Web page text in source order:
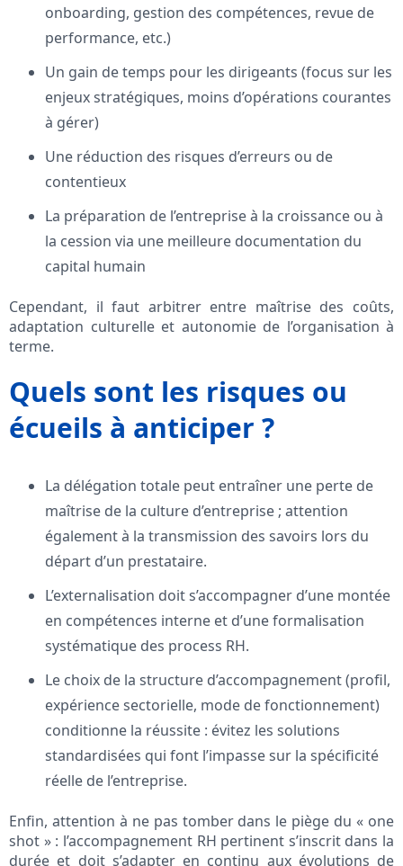
onboarding, gestion des compétences, revue de
performance, etc.)
Un gain de temps pour les dirigeants (focus sur les
enjeux stratégiques, moins d’opérations courantes
à gérer)
Une réduction des risques d’erreurs ou de
contentieux
La préparation de l’entreprise à la croissance ou à
la cession via une meilleure documentation du
capital humain
Cependant, il faut arbitrer entre maîtrise des coûts,
adaptation culturelle et autonomie de l’organisation à
terme.
Quels sont les risques ou
écueils à anticiper ?
La délégation totale peut entraîner une perte de
maîtrise de la culture d’entreprise ; attention
également à la transmission des savoirs lors du
départ d’un prestataire.
L’externalisation doit s’accompagner d’une montée
en compétences interne et d’une formalisation
systématique des process RH.
Le choix de la structure d’accompagnement (profil,
expérience sectorielle, mode de fonctionnement)
conditionne la réussite : évitez les solutions
standardisées qui font l’impasse sur la spécificité
réelle de l’entreprise.
Enfin, attention à ne pas tomber dans le piège du « one
shot » : l’accompagnement RH pertinent s’inscrit dans la
durée et doit s’adapter en continu aux évolutions de